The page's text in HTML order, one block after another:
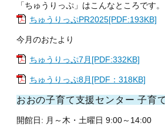
「ちゅうりっぷ」はこんなところです。
ちゅうりっぷPR2025[PDF:193KB]
今月のおたより
ちゅうりっぷ7月[PDF:332KB]
ちゅうりっぷ8月[PDF：318KB]
おおの子育て支援センター 子育
開館日: 月～木・土曜日 9:00～14:00